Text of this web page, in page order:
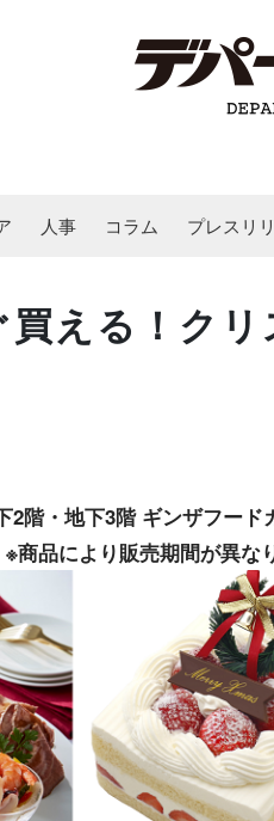
人事 コラム プレスリ
買える！ク
2階・地下3階 ギンザフード
商品により販売期間が異な